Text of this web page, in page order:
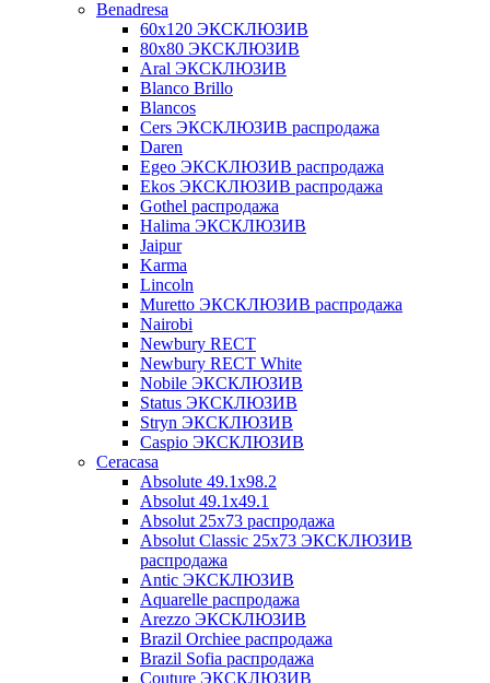
Benadresa
60х120 ЭКСКЛЮЗИВ
80х80 ЭКСКЛЮЗИВ
Aral ЭКСКЛЮЗИВ
Blanco Brillo
Blancos
Cers ЭКСКЛЮЗИВ распродажа
Daren
Egeo ЭКСКЛЮЗИВ распродажа
Ekos ЭКСКЛЮЗИВ распродажа
Gothel распродажа
Halima ЭКСКЛЮЗИВ
Jaipur
Karma
Lincoln
Muretto ЭКСКЛЮЗИВ распродажа
Nairobi
Newbury RECT
Newbury RECT White
Nobile ЭКСКЛЮЗИВ
Status ЭКСКЛЮЗИВ
Stryn ЭКСКЛЮЗИВ
Сaspio ЭКСКЛЮЗИВ
Ceracasa
Absolute 49.1x98.2
Absolut 49.1x49.1
Absolut 25x73 распродажа
Absolut Classic 25x73 ЭКСКЛЮЗИВ
распродажа
Antic ЭКСКЛЮЗИВ
Aquarelle распродажа
Arezzo ЭКСКЛЮЗИВ
Brazil Orchiee распродажа
Brazil Sofia распродажа
Couture ЭКСКЛЮЗИВ